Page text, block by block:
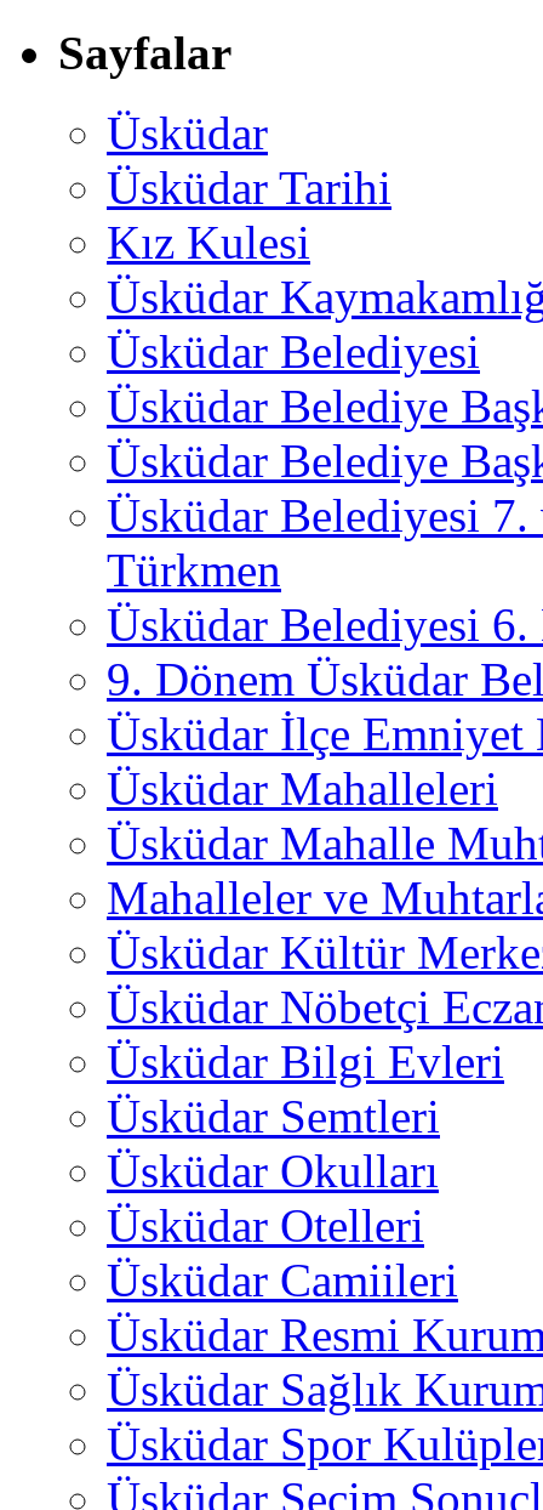
Sayfalar
Üsküdar
Üsküdar Tarihi
Kız Kulesi
Üsküdar
Üsküdar Belediyesi
Üsküdar Belediye
Üsküdar Belediye
Üsküdar Belediyesi
Türkmen
Üsküdar Belediyesi 6.
9. Dönem Üsküdar
Üsküdar İlçe
Üsküdar Mahalleleri
Üsküdar Mahalle
Mahalleler ve
Üsküdar Kültür
Üsküdar Nöbetçi
Üsküdar Bilgi Evleri
Üsküdar Semtleri
Üsküdar Okulları
Üsküdar Otelleri
Üsküdar Camiileri
Üsküdar Resmi
Üsküdar Sağlık
Üsküdar Spor
Üsküdar Seçim